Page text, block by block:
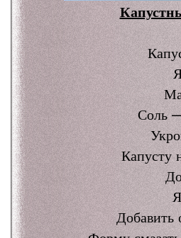
Соль
Капусту
Добавить